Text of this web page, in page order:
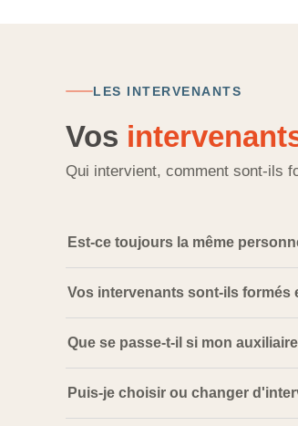
LES INTERVENANTS
Vos
Qui intervient, comment sont-ils
Est-ce toujours la même
Vos intervenants sont-ils formés
Que se passe-t-il si mon
Puis-je choisir ou changer